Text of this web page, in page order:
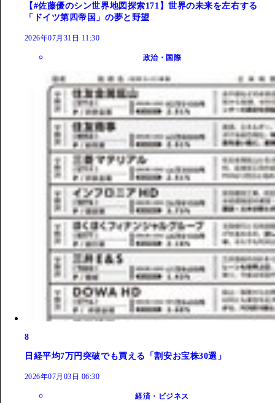
【#佐藤優のシン世界地図探索171】世界の未来を左右する
「ドイツ第四帝国」の夢と野望
2026年07月31日 11:30
政治・国際
8
日経平均7万円突破でも買える「割安お宝株30選」
2026年07月03日 06:30
経済・ビジネス